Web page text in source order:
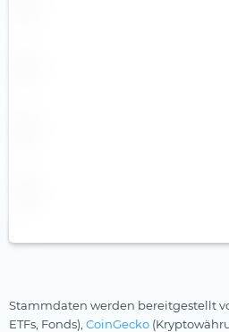
Stammdaten werden bereitgestellt
ETFs, Fonds), CoinGecko